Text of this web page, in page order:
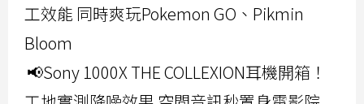
工效能 同時爽玩Pokemon GO、Pikmin
Bloom
📢Sony 1000X THE COLLEXION耳機開箱！